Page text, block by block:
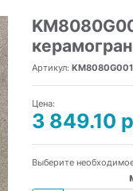
Артикул:
Цена:
3 849.10
Выберите